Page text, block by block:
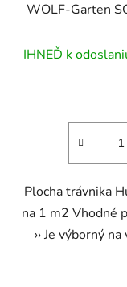
WOLF-Garten
IHNEĎ k
Plocha trávnika
na 1 m2 Vhodné
›› Je výborný